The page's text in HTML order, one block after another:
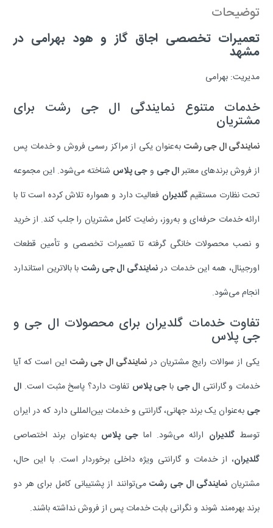
توضیحات
تعمیرات تخصصی اجاق گاز و هود بهرامی در
مشهد
مدیریت: بهرامی
خدمات متنوع نمایندگی ال جی رشت برای
مشتریان
نمایندگی ال جی رشتبه‌عنوان یکی از مراکز رسمی فروش و خدمات پس
از فروش برندهای معتبرال جیو جی پلاسشناخته می‌شود. این مجموعه
تحت نظارت مستقیمگلدیرانفعالیت دارد و همواره تلاش کرده است تا با
ارائه خدمات حرفه‌ای و به‌روز، رضایت کامل مشتریان را جلب کند. از خرید
و نصب محصولات خانگی گرفته تا تعمیرات تخصصی و تأمین قطعات
اورجینال، همه این خدمات درنمایندگی ال جی رشتبا بالاترین استاندارد
انجام می‌شود.
تفاوت خدمات گلدیران برای محصولات ال جی و
جی پلاس
یکی از سوالات رایج مشتریان در نمایندگی ال جی رشتاین است که آیا
خدمات و گارانتی ال جیباجی پلاستفاوت دارد؟ پاسخ مثبت است. ال
جیبه‌عنوان یک برند جهانی، گارانتی و خدمات بین‌المللی دارد که در ایران
توسط گلدیرانارائه می‌شود. اما جی پلاسبه‌عنوان برند اختصاصی
گلدیران، از خدمات و گارانتی ویژه داخلی برخوردار است. با این حال،
مشتریان نمایندگی ال جی رشتمی‌توانند از پشتیبانی کامل برای هر دو
برند بهره‌مند شوند و نگرانی بابت خدمات پس از فروش نداشته باشند.